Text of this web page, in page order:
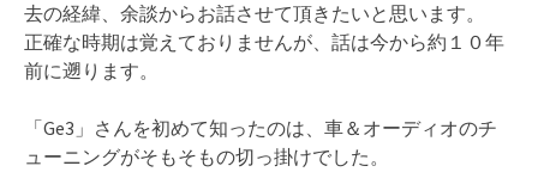
去の経緯、余談からお話させて頂きたいと思います。
正確な時期は覚えておりませんが、話は今から約１０年
前に遡ります。
「Ge3」さんを初めて知ったのは、車＆オーディオのチ
ューニングがそもそもの切っ掛けでした。